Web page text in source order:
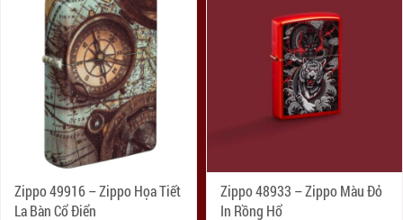
Zippo 49916 – Zippo Họa Tiết
La Bàn Cổ Điển
Zippo 48933 – Zippo Màu Đỏ
In Rồng Hổ